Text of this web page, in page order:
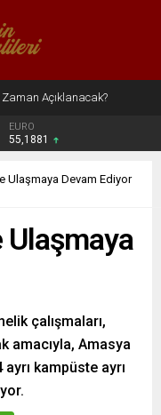
EURO
55,1881
Ulaşmaya Devam Ediyor
Ulaşmaya
çalışmaları,
amacıyla, Amasya
kampüste ayrı